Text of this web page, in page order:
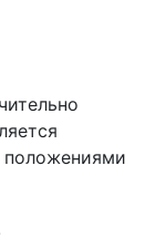
положениями